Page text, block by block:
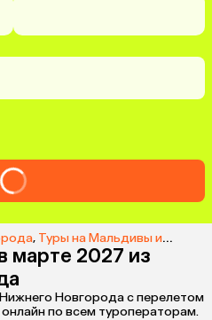
, Туры на Мальдивы из Нижнего Новгорода
марте 2027 из
Новгорода с перелетом
по всем туроператорам.